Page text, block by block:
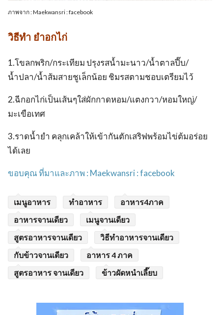
ภาพจาก : Maekwansri : facebook
วิธีทำ ยำอกไก่
1.โขลกพริก/กระเทียม ปรุงรสน้ำมะนาว/น้ำตาลปี๊บ/
น้ำปลา/น้ำส้มสายชูเล็กน้อย ชิมรสตามชอบเตรียมไว้
2.ฉีกอกไก่เป็นเส้นๆใส่ผักกาดหอม/แตงกวา/หอมใหญ่/
มะเขือเทศ
3.ราดน้ำยำ คลุกเคล้าให้เข้ากันตักเสริฟพร้อมไข่ต้มอร่อย
ได้เลย
ขอบคุณ ที่มาและภาพ : Maekwansri : facebook
เมนูอาหาร ทำอาหาร
อาหาร4ภาค
อาหารจานเดียว
เมนูจานเดียว
สูตรอาหารจานเดียว
วิธีทำอาหารจานเดียว
กับข้าวจานเดียว
อาหาร 4 ภาค
สูตรอาหาร จานเดียว
ข้าวผัดหนำเลี๊ยบ